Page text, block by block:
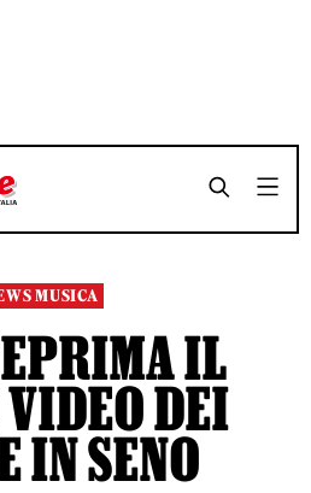
SHARE
SHARE
MUSICA
IL
VIDEO DEI
IN SENO